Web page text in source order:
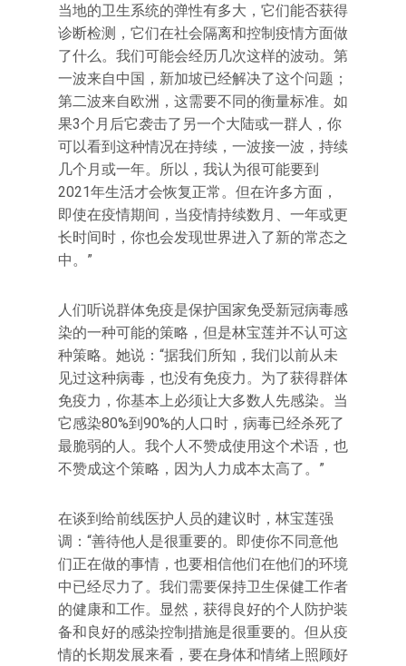
当地的卫生系统的弹性有多大，它们能否获得
诊断检测，它们在社会隔离和控制疫情方面做
了什么。我们可能会经历几次这样的波动。第
一波来自中国，新加坡已经解决了这个问题；
第二波来自欧洲，这需要不同的衡量标准。如
果3个月后它袭击了另一个大陆或一群人，你
可以看到这种情况在持续，一波接一波，持续
几个月或一年。所以，我认为很可能要到
2021年生活才会恢复正常。但在许多方面，
即使在疫情期间，当疫情持续数月、一年或更
长时间时，你也会发现世界进入了新的常态之
中。”
人们听说群体免疫是保护国家免受新冠病毒感
染的一种可能的策略，但是林宝莲并不认可这
种策略。她说：“据我们所知，我们以前从未
见过这种病毒，也没有免疫力。为了获得群体
免疫力，你基本上必须让大多数人先感染。当
它感染80%到90%的人口时，病毒已经杀死了
最脆弱的人。我个人不赞成使用这个术语，也
不赞成这个策略，因为人力成本太高了。”
在谈到给前线医护人员的建议时，林宝莲强
调：“善待他人是很重要的。即使你不同意他
们正在做的事情，也要相信他们在他们的环境
中已经尽力了。我们需要保持卫生保健工作者
的健康和工作。显然，获得良好的个人防护装
备和良好的感染控制措施是很重要的。但从疫
情的长期发展来看，要在身体和情绪上照顾好